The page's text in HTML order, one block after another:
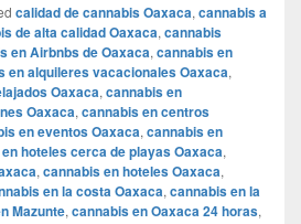
calidad de cannabis Oaxaca, cannabis a
de alta calidad Oaxaca, cannabis
en Airbnbs de Oaxaca, cannabis en
en alquileres vacacionales Oaxaca,
Oaxaca, cannabis en
Oaxaca, cannabis en centros
en eventos Oaxaca, cannabis en
hoteles cerca de playas Oaxaca,
, cannabis en hoteles Oaxaca,
en la costa Oaxaca, cannabis en la
Mazunte, cannabis en Oaxaca 24 horas,